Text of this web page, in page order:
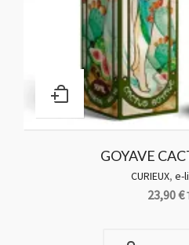
GOYAVE
CURIEUX, e-
23,90€